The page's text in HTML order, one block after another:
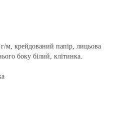
м, крейдований папір, лицьова
боку білий, клітинка.